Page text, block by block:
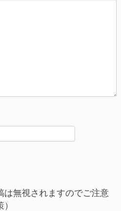
は無視されますのでご注意